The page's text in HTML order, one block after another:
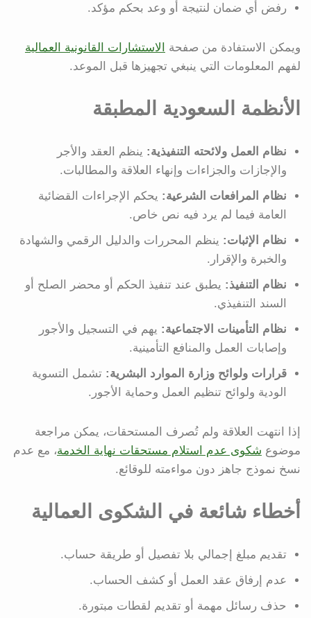
رفض أي ضمان لنتيجة أو وعد بحكم مؤكد.
ويمكن الاستفادة من صفحة
الاستشارات القانونية العمالية
لفهم المعلومات التي ينبغي تجهيزها قبل الموعد.
الأنظمة السعودية المطبقة
نظام العمل ولائحته التنفيذية: ينظم العقد والأجر
والإجازات والجزاءات وإنهاء العلاقة والمطالبات.
نظام المرافعات الشرعية: يحكم الإجراءات القضائية
العامة فيما لم يرد فيه نص خاص.
نظام الإثبات: ينظم المحررات والدليل الرقمي والشهادة
والخبرة والإقرار.
نظام التنفيذ: يطبق عند تنفيذ الحكم أو محضر الصلح أو
السند التنفيذي.
نظام التأمينات الاجتماعية: يهم في التسجيل والأجور
وإصابات العمل والمنافع التأمينية.
قرارات ولوائح وزارة الموارد البشرية: تشمل التسوية
الودية ولوائح تنظيم العمل وحماية الأجور.
إذا انتهت العلاقة ولم تُصرف المستحقات، يمكن مراجعة
موضوع شكوى عدم استلام مستحقات نهاية الخدمة، مع عدم
نسخ نموذج جاهز دون مواءمته للوقائع.
أخطاء شائعة في الشكوى العمالية
تقديم مبلغ إجمالي بلا تفصيل أو طريقة حساب.
عدم إرفاق عقد العمل أو كشف الحساب.
حذف رسائل مهمة أو تقديم لقطات مبتورة.